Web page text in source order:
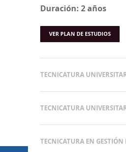
Duración: 2 años
VER PLAN DE ESTUDIOS
TECNICATURA
TECNICATURA
TECNICATURA EN GESTIÓN